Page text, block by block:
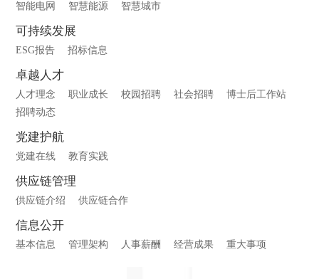
智能电网 智慧能源 智慧城市
可持续发展
ESG报告 招标信息
卓越人才
人才理念 职业成长 校园招聘 社会招聘
博士后工作站
招聘动态
党建护航
党建在线 教育实践
供应链管理
供应链介绍 供应链合作
信息公开
基本信息 管理架构 人事薪酬 经营成果 重大事项